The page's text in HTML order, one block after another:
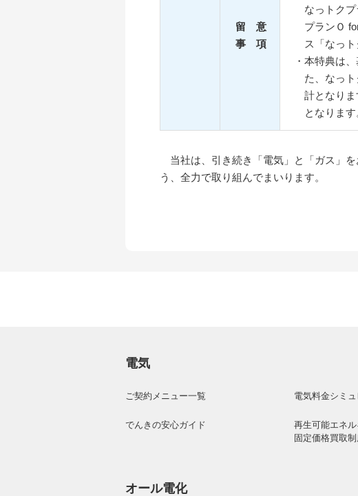
留 意
事 項
なっトク
プランＯ
ス「なっ
・本特典は
た、なっ
計となり
となります
当社は、引き続き「電気」と「ガス」
う、全力で取り組んでまいります。
電気
ご契約メニュー一覧 電気料金シミ
でんきの安心ガイド
再生可能エネ
固定価格買取制
オール電化